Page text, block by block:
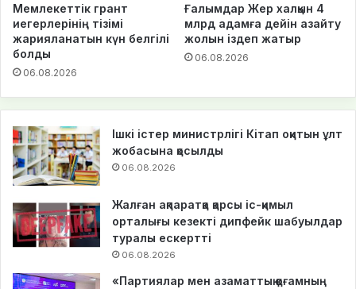
Мемлекеттік грант
иегерлерінің тізімі
жарияланатын күн белгілі
болды
06.08.2026
Ғалымдар Жер халқын 4
млрд адамға дейін азайту
жолын іздеп жатыр
06.08.2026
Ішкі істер министрлігі Кітап оқитын ұлт
жобасына қосылды
06.08.2026
Жалған ақпаратқа қарсы іс-қимыл
орталығы кезекті дипфейк шабуылдар
туралы ескертті
06.08.2026
«Партиялар мен азаматтық қоғамның